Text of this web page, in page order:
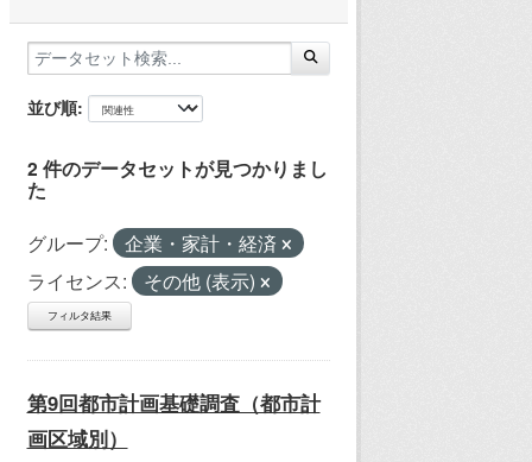
並び順
2 件のデータセットが見つかりまし
た
グループ:
企業・家計・経済
ライセンス:
その他 (表示)
フィルタ結果
第9回都市計画基礎調査（都市計
画区域別）